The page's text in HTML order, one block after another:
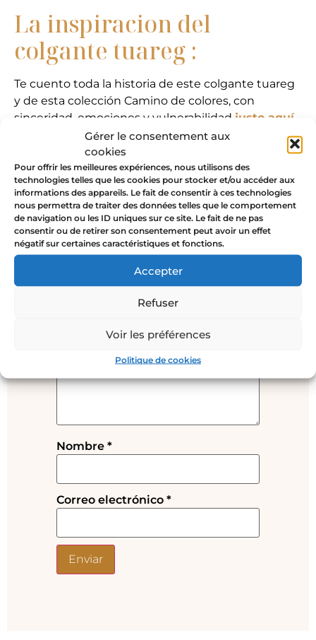
Gérer le consentement aux
cookies
Pour offrir les meilleures expériences, nous utilisons des
technologies telles que les cookies pour stocker et/ou accéder aux
informations des appareils. Le fait de consentir à ces technologies
nous permettra de traiter des données telles que le comportement
de navigation ou les ID uniques sur ce site. Le fait de ne pas
consentir ou de retirer son consentement peut avoir un effet
négatif sur certaines caractéristiques et fonctions.
Accepter
Refuser
Voir les préférences
Politique de cookies
La inspiracion del
colgante tuareg :
Te cuento toda la historia de este colgante tuareg
y de esta colección Camino de colores, con
sinceridad, emociones y vulnerabilidad justo aquí.
Valoraciones
No hay valoraciones aún.
Sé el primero en valorar “Cruz
Tuareg de Agadez – collar”
Tu dirección de correo electrónico
obligatorios están marcados con
Tu valoración*
Nombre *
Correo electrónico *